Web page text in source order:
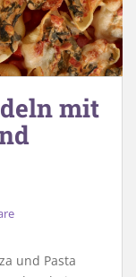
mit
und Pasta